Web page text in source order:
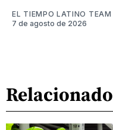
EL TIEMPO LATINO TEAM
7 de agosto de 2026
Relacionado